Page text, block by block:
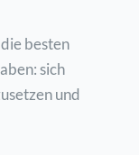
besten
sich
und